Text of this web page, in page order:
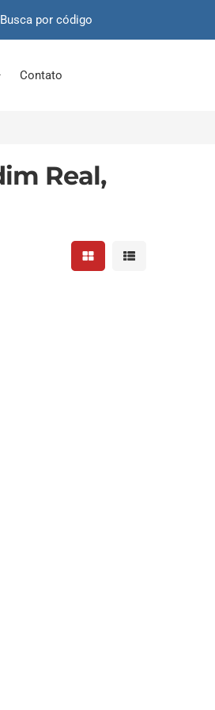
Contato
Real,
Mostrar resultados em
Mostrar